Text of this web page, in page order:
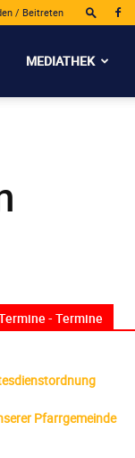
/ Beitreten
MEDIATHEK
- Termine
Pfarrgemeinde